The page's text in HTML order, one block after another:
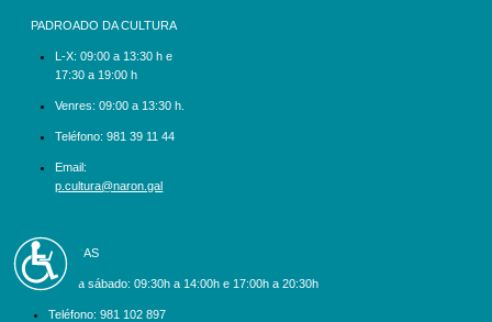
Accesibilidad
PADROADO DA CULTURA
L-X: 09:00 a 13:30 h e
17:30 a 19:00 h
Venres: 09:00 a 13:30 h.
Teléfono: 981 39 11 44
Email:
p.cultura@naron.gal
BILLETEIRAS
Luns a sábado: 09:30h a 14:00h e 17:00h a 20:30h
Teléfono: 981 102 897